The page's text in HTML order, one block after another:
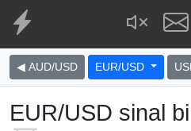
◀ AUD/USD EUR/USD
EUR/USD sinal